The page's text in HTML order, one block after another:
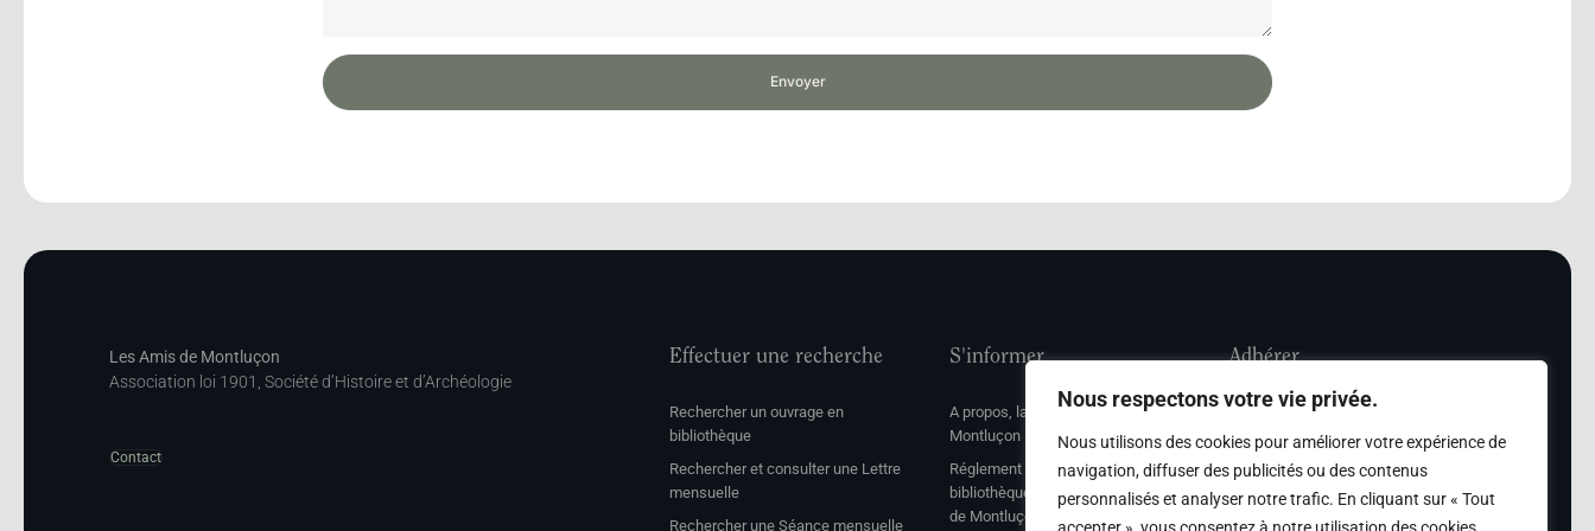
Nous respectons votre vie privée.
Nous utilisons des cookies pour améliorer votre expérience de
navigation, diffuser des publicités ou des contenus
personnalisés et analyser notre trafic. En cliquant sur « Tout
Envoyer
Les Amis de Montluçon
Association loi 1901, Société d’Histoire et d’Archéologie
Contact
Effectuer une recherche
Rechercher un ouvrage en
bibliothèque
Rechercher et consulter une Lettre
mensuelle
Rechercher une Séance mensuelle
S'informer
A propos, la société Les Amis de
Montluçon
Réglement de consultation de la
bibliothèque et des archives des Amis
de Montluçon
Adhérer
Adhésion